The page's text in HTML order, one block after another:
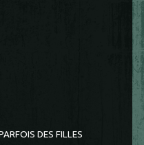
DES FILLES